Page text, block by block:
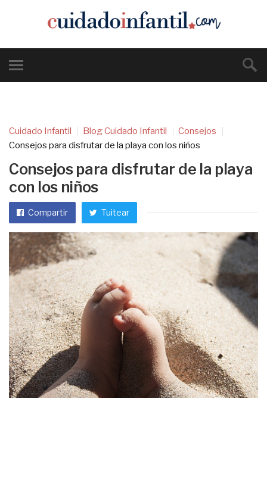
Cuidado Infantil Blog Cuidado Infantil
Consejos
Consejos para disfrutar de la playa con los niños
Consejos para disfrutar de la playa
con los niños
Compartir Tuitear